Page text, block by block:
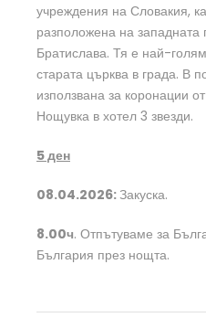
учреждения на Словакия,
разположена на западната
Братислава. Тя е най-
старата църква в града. В
използвана за коронации
Нощувка в хотел 3 звезди.
5ден
08.04.2026:Закуска.
8.00ч. Отпътуваме за
България през нощта.